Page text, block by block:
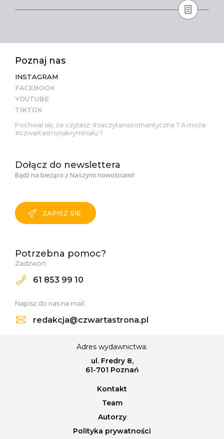
Poznaj nas
INSTAGRAM
FACEBOOK
YOUTUBE
TIKTOK
Pochwal się, że czytasz: #zaczytanairomantyczna ? A może
#czwartastronakryminału ?
Dołącz do newslettera
Bądź na bieżąco z Naszymi nowościami!
ZAPISZ SIĘ
Potrzebna pomoc?
Zadzwoń:
61 853 99 10
Napisz do nas na mail:
redakcja@czwartastrona.pl
Adres wydawnictwa:
ul. Fredry 8,
61-701 Poznań
Kontakt
Team
Autorzy
Polityka prywatności